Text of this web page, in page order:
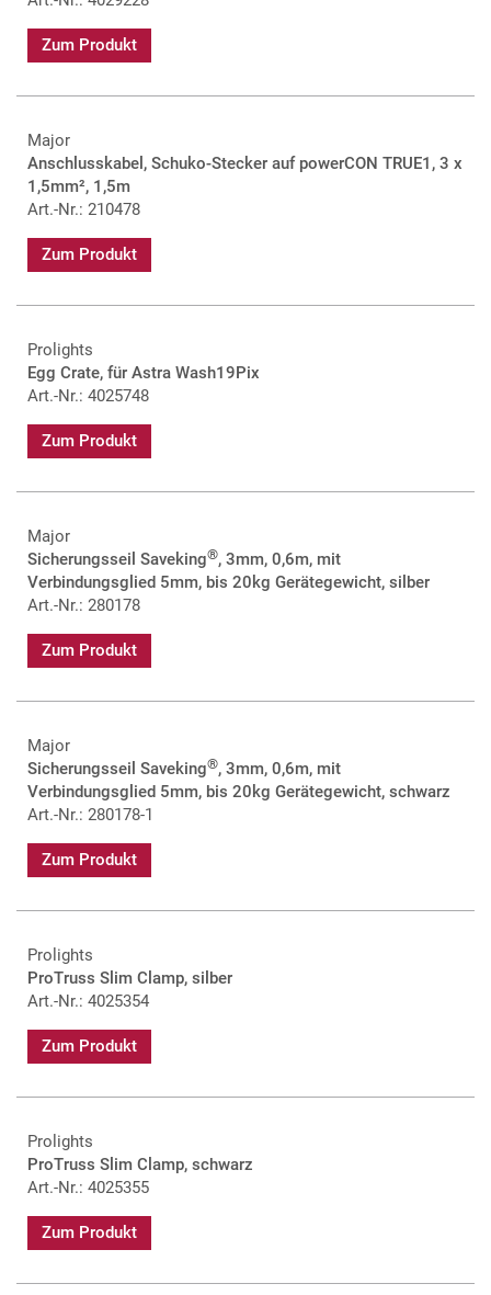
Zum Produkt
Major
Anschlusskabel, Schuko-Stecker auf powerCON TRUE1, 3 x
1,5mm², 1,5m
Art.-Nr.: 210478
Zum Produkt
Prolights
Egg Crate, für Astra Wash19Pix
Art.-Nr.: 4025748
Zum Produkt
Major
Sicherungsseil Saveking®, 3mm, 0,6m, mit
Verbindungsglied 5mm, bis 20kg Gerätegewicht, silber
Art.-Nr.: 280178
Zum Produkt
Major
Sicherungsseil Saveking®, 3mm, 0,6m, mit
Verbindungsglied 5mm, bis 20kg Gerätegewicht, schwarz
Art.-Nr.: 280178-1
Zum Produkt
Prolights
ProTruss Slim Clamp, silber
Art.-Nr.: 4025354
Zum Produkt
Prolights
ProTruss Slim Clamp, schwarz
Art.-Nr.: 4025355
Zum Produkt